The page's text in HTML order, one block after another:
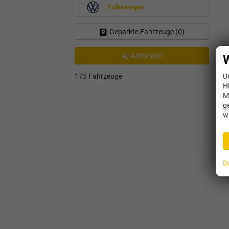
Volkswagen
Geparkte Fahrzeuge (0)
Anmelden
175 Fahrzeuge